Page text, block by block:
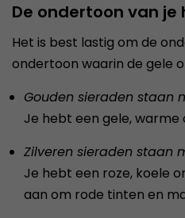
De ondertoon van je
Het is best lastig om de
ondertoon waarin de gele
Gouden sieraden staan
Je hebt een gele, warme
Zilveren sieraden staan
Je hebt een roze, koele
aan om rode tinten en